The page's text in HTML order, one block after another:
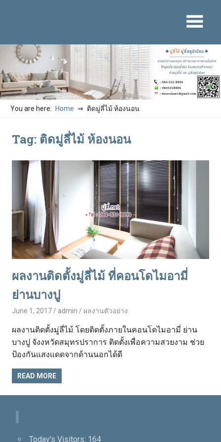
You are here: Home ติดมู่ลี่ไม้ ห้องนอน
Tag: ติดมู่ลี่ไม้ ห้องนอน
ผลงานติดตั้งมู่ลี่ไม้ ที่คอนโดไมอามี่
ย่านบางปู
June 1, 2017 admin ผลงานตัวอย่าง
ผลงานติดตั้งมู่ลี่ไม้ โดยติดตั้งภายในคอนโดไมอามี่ ย่าน
บางปู จังงหวัดสมุทรปราการ ติดตั้งเพื่อความสวยงาม ช่วย
ป้องกันแสงแดดจากด้านนอกได้ดี
READ MORE
Today's Visitors: 164